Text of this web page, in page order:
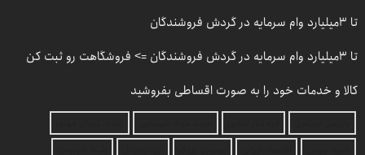
تا 3میلیارد وام سرمایه در گردش فروشندگان
تا 3میلیارد وام سرمایه در گردش فروشندگان => فروشگاهت رو ثبت کن
کالا و خدمات خود را به صورت اقساطی بفروشید